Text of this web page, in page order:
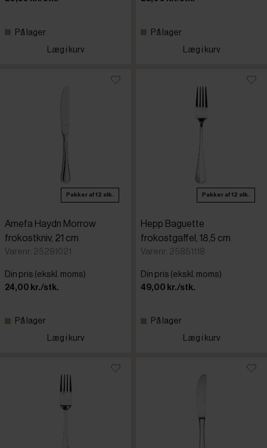
På lager
Læg i kurv
På lager
Læg i kurv
Pakker af 12 stk.
Amefa Haydn Morrow
frokostkniv, 21 cm
Varenr: 25291021
Din pris (ekskl. moms)
24,00 kr./stk.
På lager
Læg i kurv
Pakker af 12 stk.
Hepp Baguette
frokostgaffel, 18,5 cm
Varenr: 25851118
Din pris (ekskl. moms)
49,00 kr./stk.
På lager
Læg i kurv